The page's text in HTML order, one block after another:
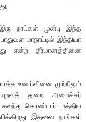
இரு நாட்கள் முன்பு இந்த
மாநாட்டில் இந்தியா
என்ற தீர்மானத்தினை
உணர்வினை முற்றிலும்
துறை அமைச்சர்
கலந்து கொண்டார். மத்திய
இதனை நாங்கள்